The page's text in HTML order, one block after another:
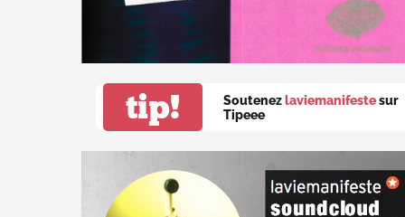
tip! Soutenez laviemanifestesur
Tipeee